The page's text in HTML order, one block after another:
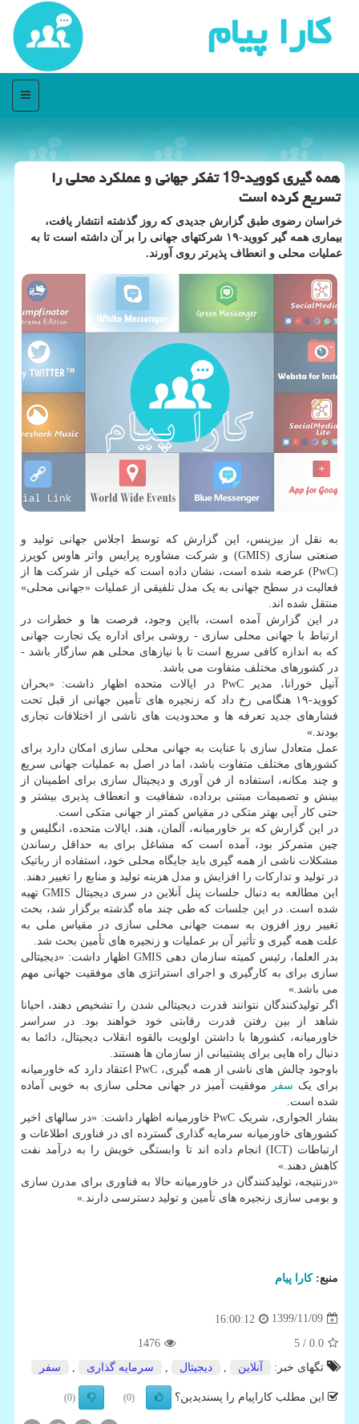
كارا پیام
منو
همه گیری كووید-19 تفكر جهانی و عملكرد محلی را
تسریع كرده است
خراسان رضوی طبق گزارش جدیدی که روز گذشته انتشار یافت،
بیماری همه گیر کووید-۱۹ شرکتهای جهانی را بر آن داشته است تا به
عملیات محلی و انعطاف پذیرتر روی آورند.
به نقل از بیزینس، این گزارش که توسط اجلاس جهانی تولید و
صنعتی سازی (GMIS) و شرکت مشاوره پرایس واتر هاوس کوپرز
(PwC) عرضه شده است، نشان داده است که خیلی از شرکت ها از
فعالیت در سطح جهانی به یک مدل تلفیقی از عملیات «جهانی محلی»
منتقل شده اند.
در این گزارش آمده است، بااین وجود، فرصت ها و خطرات در
ارتباط با جهانی محلی سازی - روشی برای اداره یک تجارت جهانی
که به اندازه کافی سریع است تا با نیازهای محلی هم سازگار باشد -
در کشورهای مختلف متفاوت می باشد.
آنیل خورانا، مدیر PwC در ایالات متحده اظهار داشت: «بحران
کووید-۱۹ هنگامی رخ داد که زنجیره های تأمین جهانی از قبل تحت
فشارهای جدید تعرفه ها و محدودیت های ناشی از اختلافات تجاری
بودند.»
عمل متعادل سازی با عنایت به جهانی محلی سازی امکان دارد برای
کشورهای مختلف متفاوت باشد، اما در اصل به عملیات جهانی سریع
و چند مکانه، استفاده از فن آوری و دیجیتال سازی برای اطمینان از
بینش و تصمیمات مبتنی برداده، شفافیت و انعطاف پذیری بیشتر و
حتی کار آیی بهتر متکی در مقیاس کمتر از جهانی متکی است.
در این گزارش که بر خاورمیانه، آلمان، هند، ایالات متحده، انگلیس و
چین متمرکز بود، آمده است که مشاغل برای به حداقل رساندن
مشکلات ناشی از همه گیری باید جایگاه محلی خود، استفاده از رباتیک
در تولید و تدارکات را افزایش و مدل هزینه تولید و منابع را تغییر دهند.
این مطالعه به دنبال جلسات پنل آنلاین در سری دیجیتال GMIS تهیه
شده است. در این جلسات که طی چند ماه گذشته برگزار شد، بحث
تغییر روز افزون به سمت جهانی محلی سازی در مقیاس ملی به
علت همه گیری و تأثیر آن بر عملیات و زنجیره های تأمین بحث شد.
بدر العلما، رئیس کمیته سازمان دهی GMIS اظهار داشت: «دیجیتالی
سازی برای به کارگیری و اجرای استراتژی های موفقیت جهانی مهم
می باشد.»
اگر تولیدکنندگان نتوانند قدرت دیجیتالی شدن را تشخیص دهند، احیانا
شاهد از بین رفتن قدرت رقابتی خود خواهند بود. در سراسر
خاورمیانه، کشورها با داشتن اولویت بالقوه انقلاب دیجیتال، دائما به
دنبال راه هایی برای پشتیبانی از سازمان ها هستند.
باوجود چالش های ناشی از همه گیری، PwC اعتقاد دارد که خاورمیانه
برای یک سفر
موفقیت آمیز در جهانی محلی سازی به خوبی آماده
شده است.
بشار الجواری، شریک PwC خاورمیانه اظهار داشت: «در سالهای اخیر
کشورهای خاورمیانه سرمایه گذاری گسترده ای در فناوری اطلاعات و
ارتباطات (ICT) انجام داده اند تا وابستگی خویش را به درآمد نفت
کاهش دهند.»
«درنتیجه، تولیدکنندگان در خاورمیانه حالا به فناوری برای مدرن سازی
و بومی سازی زنجیره های تأمین و تولید دسترسی دارند.»
منبع:كارا پیام
1399/11/09
16:00:12
0.0
/ 5
1476
تگهای خبر:
آنلاین دیجیتال سرمایه گذاری سفر
این مطلب کاراپیام را پسندیدین؟ (0)
(0)